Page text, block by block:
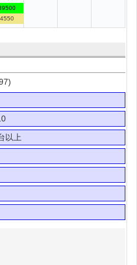
4550
以上